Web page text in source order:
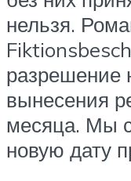
нельзя.
разрешение
вынесения
месяца. Мы
новую дату